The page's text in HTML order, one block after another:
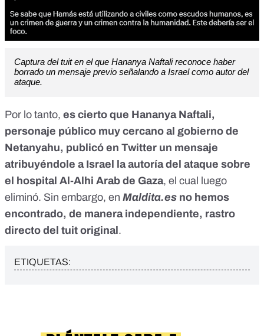
Captura del tuit en el que Hananya Naftali reconoce haber
borrado un mensaje previo señalando a Israel como autor del
ataque.
Por lo tanto, es cierto que Hananya Naftali,
personaje público muy cercano al gobierno de
Netanyahu, publicó en Twitter un mensaje
atribuyéndole a Israel la autoría del ataque sobre
el hospital Al-Alhi Arab de Gaza, el cual luego
eliminó. Sin embargo, en Maldita.es no hemos
encontrado, de manera independiente, rastro
directo del tuit original .
ETIQUETAS: